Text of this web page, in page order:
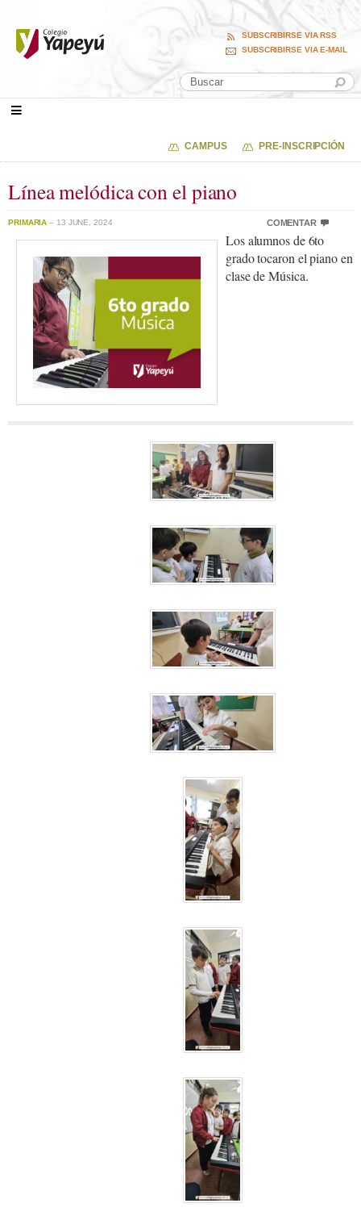
SUBSCRIBIRSE VIA RSS
SUBSCRIBIRSE VIA E-MAIL
CAMPUS PRE-INSCRIPCIÓN
Línea melódica con el piano
PRIMARIA – 13 JUNE, 2024 COMENTAR
Los alumnos de 6to
grado tocaron el piano en
clase de Música.